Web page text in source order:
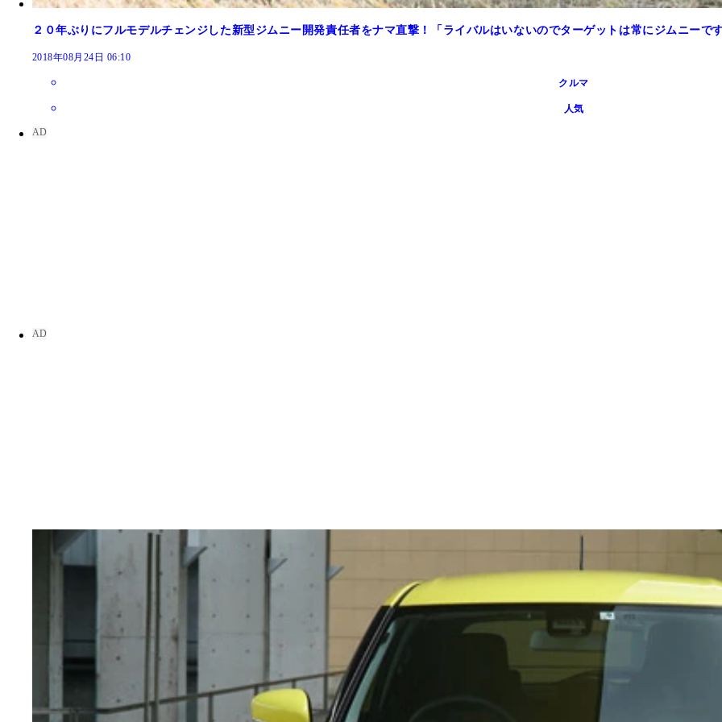
２０年ぶりにフルモデルチェンジした新型ジムニー開発責任者をナマ直撃！「ライバルはいないのでターゲットは常にジムニーで
2018年08月24日 06:10
クルマ
人気